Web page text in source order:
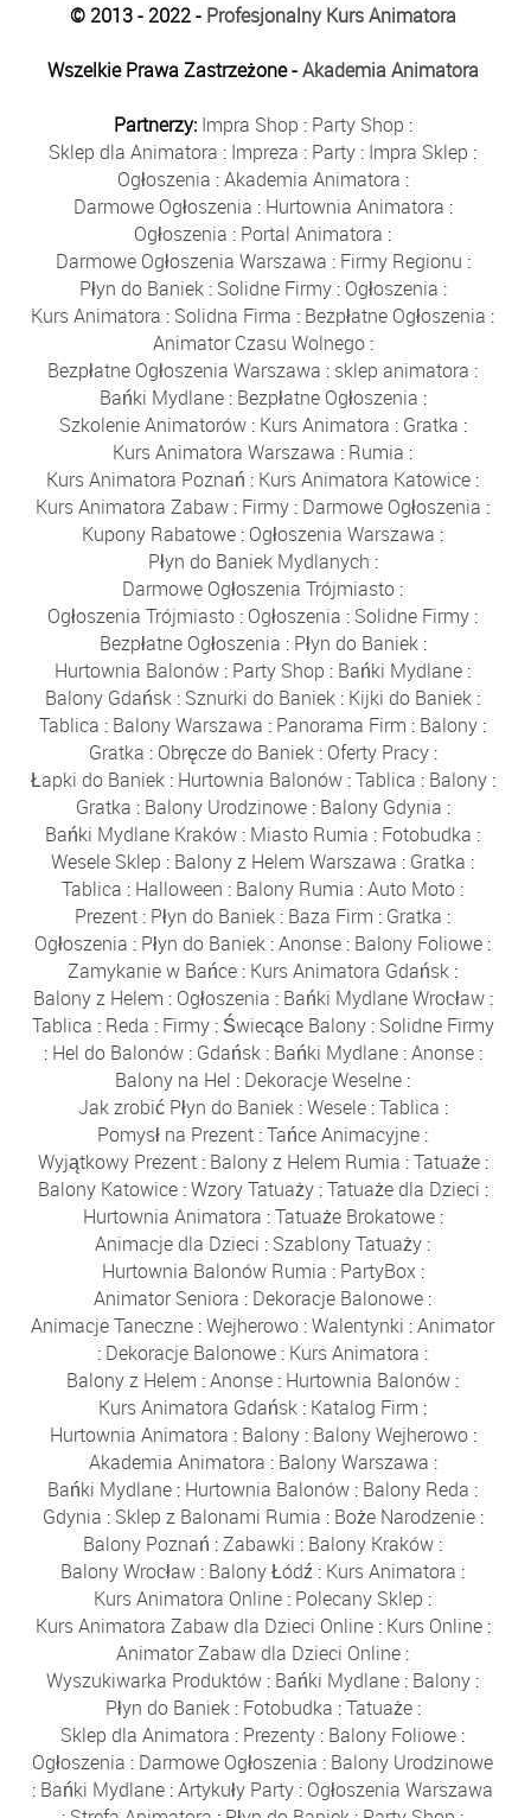
© 2013 - 2022 - Profesjonalny Kurs Animatora
Wszelkie Prawa Zastrzeżone -Akademia Animatora
Partnerzy: Impra Shop : Party Shop :
Sklep dla Animatora : Impreza : Party : Impra Sklep :
Ogłoszenia :Akademia Animatora :
Darmowe Ogłoszenia : Hurtownia Animatora :
Ogłoszenia : Portal Animatora :
Darmowe Ogłoszenia Warszawa : Firmy Regionu :
Płyn do Baniek: Solidne Firmy: Ogłoszenia :
Kurs Animatora : Solidna Firma : Bezpłatne Ogłoszenia :
Animator Czasu Wolnego:
Bezpłatne Ogłoszenia Warszawa : sklep animatora :
Bańki Mydlane: Bezpłatne Ogłoszenia :
Szkolenie Animatorów: Kurs Animatora : Gratka :
Kurs Animatora Warszawa : Rumia :
Kurs Animatora Poznań : Kurs Animatora Katowice :
Kurs Animatora Zabaw : Firmy : Darmowe Ogłoszenia :
Kupony Rabatowe : Ogłoszenia Warszawa :
Płyn do Baniek Mydlanych :
Darmowe Ogłoszenia Trójmiasto :
Ogłoszenia Trójmiasto : Ogłoszenia : Solidne Firmy :
Bezpłatne Ogłoszenia : Płyn do Baniek:
Hurtownia Balonów : Party Shop : Bańki Mydlane :
Balony Gdańsk : Sznurki do Baniek : Kijki do Baniek :
Tablica : Balony Warszawa : Panorama Firm : Balony :
Gratka : Obręcze do Baniek: Oferty Pracy:
Łapki do Baniek: Hurtownia Balonów:Tablica : Balony:
Gratka : Balony Urodzinowe: Balony Gdynia :
Bańki Mydlane Kraków : Miasto Rumia : Fotobudka :
Wesele Sklep : Balony z Helem Warszawa : Gratka :
Tablica : Halloween : Balony Rumia :Auto Moto :
Prezent : Płyn do Baniek : Baza Firm : Gratka :
Ogłoszenia : Płyn do Baniek :Anonse : Balony Foliowe :
Zamykanie w Bańce : Kurs Animatora Gdańsk :
Balony z Helem : Ogłoszenia : Bańki Mydlane Wrocław:
Tablica : Reda : Firmy: Świecące Balony: Solidne Firmy
: Hel do Balonów: Gdańsk: Bańki Mydlane:Anonse:
Balony na Hel : Dekoracje Weselne :
Jak zrobić Płyn do Baniek:Wesele:Tablica :
Pomysł na Prezent :Tańce Animacyjne :
Wyjątkowy Prezent: Balony z Helem Rumia :Tatuaże:
Balony Katowice:Wzory Tatuaży:Tatuaże dla Dzieci :
Hurtownia Animatora :Tatuaże Brokatowe:
Animacje dla Dzieci : Szablony Tatuaży :
Hurtownia Balonów Rumia : PartyBox:
Animator Seniora : Dekoracje Balonowe :
Animacje Taneczne :Wejherowo :Walentynki :Animator
: Dekoracje Balonowe : Kurs Animatora :
Balony z Helem :Anonse : Hurtownia Balonów :
Kurs Animatora Gdańsk : Katalog Firm :
Hurtownia Animatora : Balony: Balony Wejherowo:
Akademia Animatora : Balony Warszawa :
Bańki Mydlane : Hurtownia Balonów : Balony Reda :
Gdynia : Sklep z Balonami Rumia : Boże Narodzenie:
Balony Poznań :Zabawki : Balony Kraków :
Balony Wrocław : Balony Łódź : Kurs Animatora :
Kurs Animatora Online : Polecany Sklep :
Kurs Animatora Zabaw dla Dzieci Online: Kurs Online:
Animator Zabaw dla Dzieci Online :
Wyszukiwarka Produktów : Bańki Mydlane : Balony :
Płyn do Baniek: Fotobudka :Tatuaże:
Sklep dla Animatora : Prezenty : Balony Foliowe :
Ogłoszenia : Darmowe Ogłoszenia : Balony Urodzinowe
: Bańki Mydlane :Artykuły Party : Ogłoszenia Warszawa